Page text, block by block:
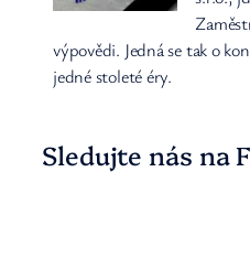
výpovědi. Jedná se tak o
jedné stoleté éry.
Sledujte nás na